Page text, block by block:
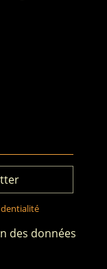
des données